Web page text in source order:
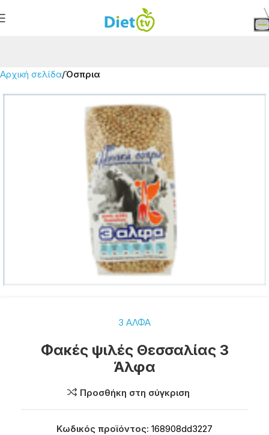
Αρχική σελίδα Όσπρια
3 ΑΛΦΑ
Φακές ψιλές Θεσσαλίας 3
Άλφα
Προσθήκη στη σύγκριση
Κωδικός προϊόντος: 168908dd3227